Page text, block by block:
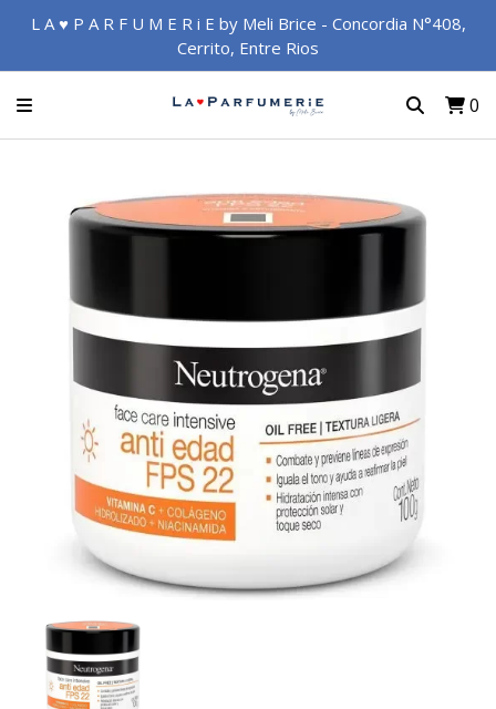
L A ♥ P A R F U M E R i E by Meli Brice - Concordia N°408,
Cerrito, Entre Rios
0